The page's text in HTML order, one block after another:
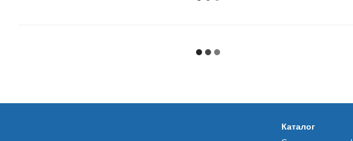
Каталог